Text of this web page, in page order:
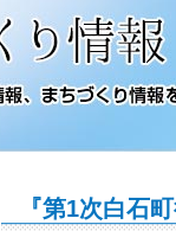
『第1次白石